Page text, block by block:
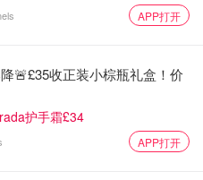
APP打开
🚨£35收正装小棕瓶礼盒！价
护手霜£34
APP打开